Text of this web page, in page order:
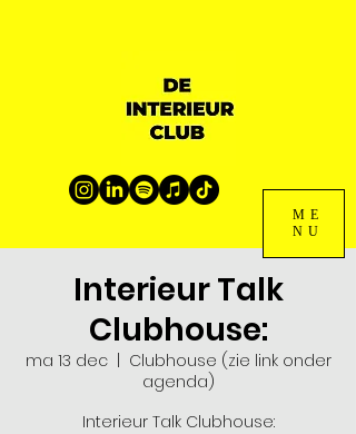
ME
NU
Interieur Talk
Clubhouse:
ma 13 dec
  |
Clubhouse (zie link onder
agenda)
Interieur Talk Clubhouse: